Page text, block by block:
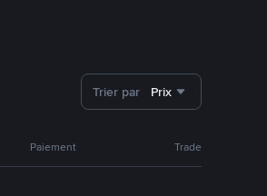
Trier par Prix
Paiement Trade